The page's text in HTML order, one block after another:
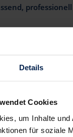
Details
Cookies
um Inhalte und
für soziale
& Festzelte